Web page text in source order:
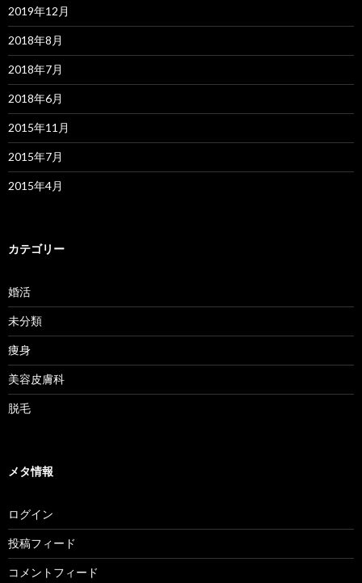
2019年12月
2018年8月
2018年7月
2018年6月
2015年11月
2015年7月
2015年4月
カテゴリー
婚活
未分類
痩身
美容皮膚科
脱毛
メタ情報
ログイン
投稿フィード
コメントフィード